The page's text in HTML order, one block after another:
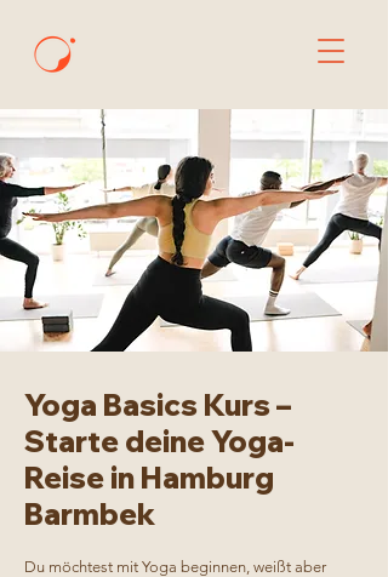
Yoga Basics Kurs –
Starte deine Yoga-
Reise in Hamburg
Barmbek
Du möchtest mit Yoga beginnen, weißt aber